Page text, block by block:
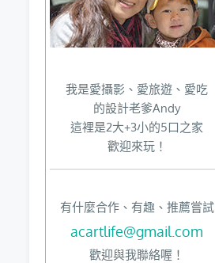
我是愛攝影、愛旅遊、愛吃
的設計老爹Andy
這裡是2大+3小的5口之家
歡迎來玩！
有什麼合作、有趣、推薦嘗試
acartlife@gmail.com
歡迎與我聯絡喔！